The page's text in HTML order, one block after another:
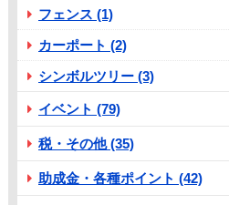
フェンス (1)
カーポート (2)
シンボルツリー (3)
イベント (79)
税・その他 (35)
助成金・各種ポイント (42)